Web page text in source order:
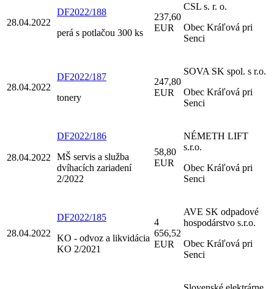
28.04.2022
DF2022/188
perá s potlačou 300 ks
237,60
EUR
CSL s. r. o.
Obec Kráľová pri
Senci
28.04.2022
DF2022/187
tonery
247,80
EUR
SOVA SK spol. s r.o.
Obec Kráľová pri
Senci
28.04.2022
DF2022/186
MŠ servis a služba
dvíhacích zariadení
2/2022
58,80
EUR
NÉMETH LIFT
s.r.o.
Obec Kráľová pri
Senci
28.04.2022
DF2022/185
KO - odvoz a likvidácia
KO 2/2021
4
656,52
EUR
AVE SK odpadové
hospodárstvo s.r.o.
Obec Kráľová pri
Senci